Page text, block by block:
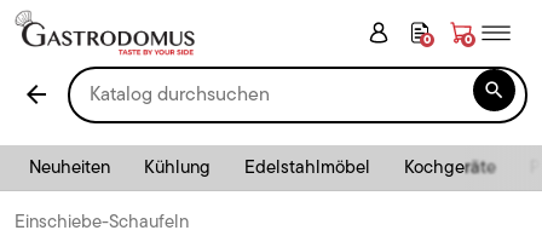
0 0
arrow_back 
Neuheiten Kühlung Edelstahlmöbel Kochgeräte
Einschiebe-Schaufeln